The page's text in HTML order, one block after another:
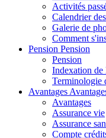
Activités
Calendrier
Galerie de
Comment
Pension Pension
Pension
Indexation de
Terminologie
Avantages
Avantages
Assurance vie
Assurance
Compte